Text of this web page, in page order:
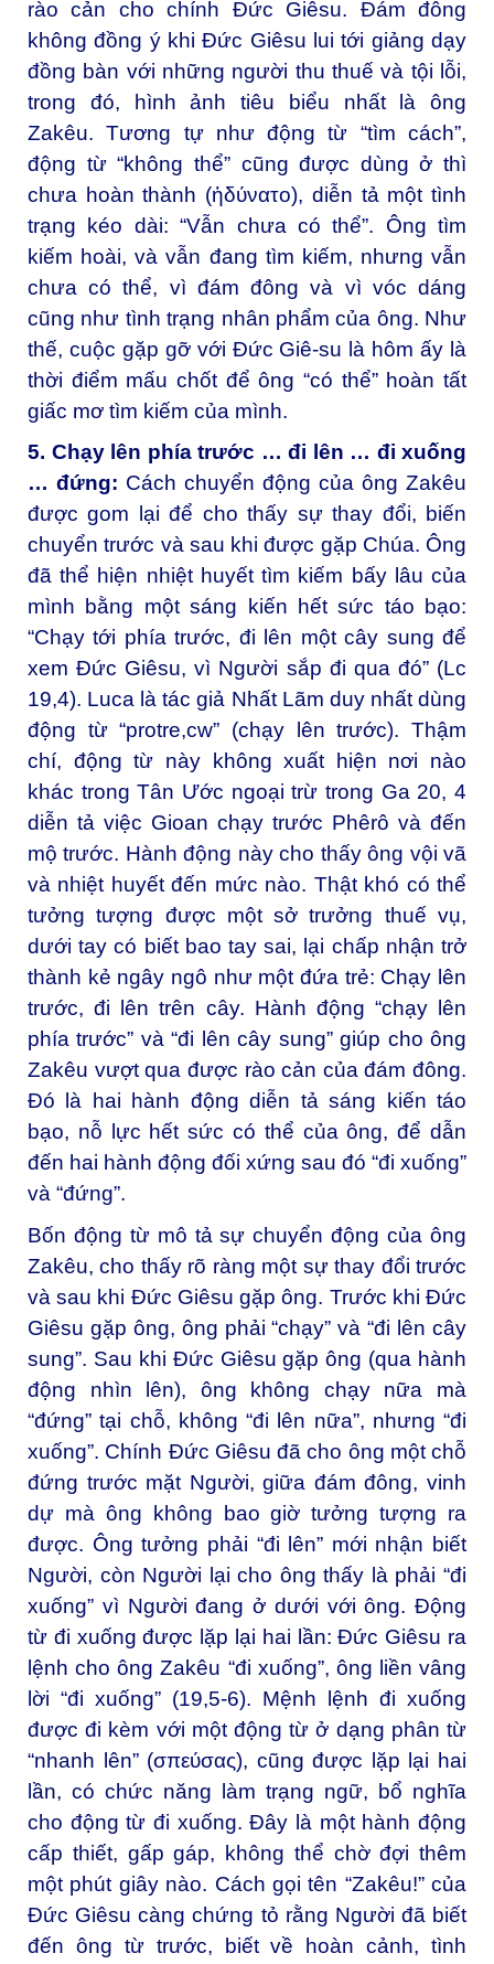
rào cản cho chính Đức Giêsu. Đám đông
không đồng ý khi Đức Giêsu lui tới giảng dạy
đồng bàn với những người thu thuế và tội lỗi,
trong đó, hình ảnh tiêu biểu nhất là ông
Zakêu. Tương tự như động từ “tìm cách”,
động từ “không thể” cũng được dùng ở thì
chưa hoàn thành (ἠδύνατο), diễn tả một tình
trạng kéo dài: “Vẫn chưa có thể”. Ông tìm
kiếm hoài, và vẫn đang tìm kiếm, nhưng vẫn
chưa có thể, vì đám đông và vì vóc dáng
cũng như tình trạng nhân phẩm của ông. Như
thế, cuộc gặp gỡ với Đức Giê-su là hôm ấy là
thời điểm mấu chốt để ông “có thể” hoàn tất
giấc mơ tìm kiếm của mình.
5. Chạy lên phía trước … đi lên … đi xuống
… đứng: Cách chuyển động của ông Zakêu
được gom lại để cho thấy sự thay đổi, biến
chuyển trước và sau khi được gặp Chúa. Ông
đã thể hiện nhiệt huyết tìm kiếm bấy lâu của
mình bằng một sáng kiến hết sức táo bạo:
“Chạy tới phía trước, đi lên một cây sung để
xem Đức Giêsu, vì Người sắp đi qua đó” (Lc
19,4). Luca là tác giả Nhất Lãm duy nhất dùng
động từ “protre,cw” (chạy lên trước). Thậm
chí, động từ này không xuất hiện nơi nào
khác trong Tân Ước ngoại trừ trong Ga 20, 4
diễn tả việc Gioan chạy trước Phêrô và đến
mộ trước. Hành động này cho thấy ông vội vã
và nhiệt huyết đến mức nào. Thật khó có thể
tưởng tượng được một sở trưởng thuế vụ,
dưới tay có biết bao tay sai, lại chấp nhận trở
thành kẻ ngây ngô như một đứa trẻ: Chạy lên
trước, đi lên trên cây. Hành động “chạy lên
phía trước” và “đi lên cây sung” giúp cho ông
Zakêu vượt qua được rào cản của đám đông.
Đó là hai hành động diễn tả sáng kiến táo
bạo, nỗ lực hết sức có thể của ông, để dẫn
đến hai hành động đối xứng sau đó “đi xuống”
và “đứng”.
Bốn động từ mô tả sự chuyển động của ông
Zakêu, cho thấy rõ ràng một sự thay đổi trước
và sau khi Đức Giêsu gặp ông. Trước khi Đức
Giêsu gặp ông, ông phải “chạy” và “đi lên cây
sung”. Sau khi Đức Giêsu gặp ông (qua hành
động nhìn lên), ông không chạy nữa mà
“đứng” tại chỗ, không “đi lên nữa”, nhưng “đi
xuống”. Chính Đức Giêsu đã cho ông một chỗ
đứng trước mặt Người, giữa đám đông, vinh
dự mà ông không bao giờ tưởng tượng ra
được. Ông tưởng phải “đi lên” mới nhận biết
Người, còn Người lại cho ông thấy là phải “đi
xuống” vì Người đang ở dưới với ông. Động
từ đi xuống được lặp lại hai lần: Đức Giêsu ra
lệnh cho ông Zakêu “đi xuống”, ông liền vâng
lời “đi xuống” (19,5-6). Mệnh lệnh đi xuống
được đi kèm với một động từ ở dạng phân từ
“nhanh lên” (σπεύσας), cũng được lặp lại hai
lần, có chức năng làm trạng ngữ, bổ nghĩa
cho động từ đi xuống. Đây là một hành động
cấp thiết, gấp gáp, không thể chờ đợi thêm
một phút giây nào. Cách gọi tên “Zakêu!” của
Đức Giêsu càng chứng tỏ rằng Người đã biết
đến ông từ trước, biết về hoàn cảnh, tình